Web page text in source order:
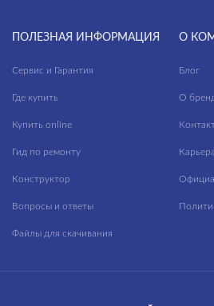
ПОЛЕЗНАЯ ИНФОРМАЦИЯ
Сервис и Гарантия
Где купить
Купить online
Гид по ремонту
Конструктор
Вопросы и ответы
Файлы для скачивания
О
Блог
О
Карьера